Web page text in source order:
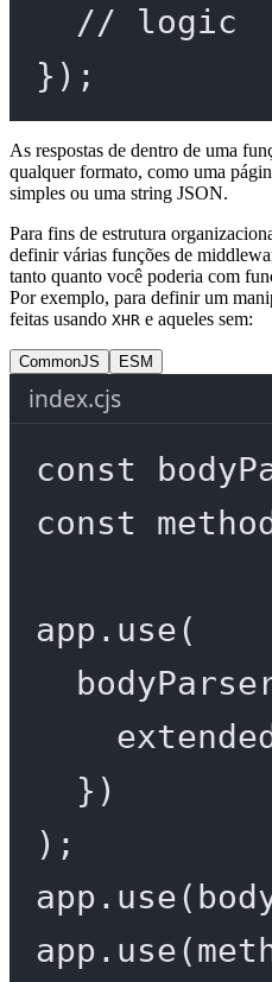
// logic
});
As respostas de dentro de uma
qualquer formato, como uma
simples ou uma string JSON.
Para fins de estrutura
definir várias funções de
tanto quanto você poderia com
Por exemplo, para definir um
feitas usando XHR e aqueles sem:
CommonJS ESM
index.cjs
const
const
app. use(
})
);
app. use
app. use(